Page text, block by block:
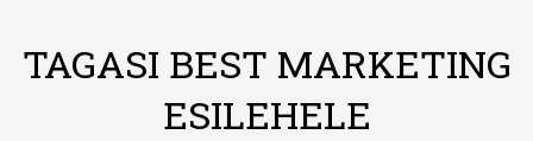
TAGASI BEST MARKETING
ESILEHELE